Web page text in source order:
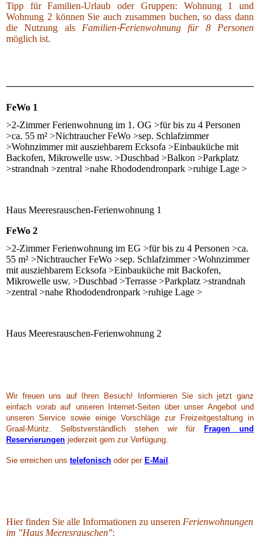
Tipp für Familien-Urlaub oder Gruppen: Wohnung 1 und
Wohnung 2 können Sie auch zusammen buchen, so dass dann
die Nutzung als Familien-Ferienwohnung für 8 Personen
möglich ist.
FeWo 1
>2-Zimmer Ferienwohnung im 1. OG >für bis zu 4 Personen
>ca. 55 m² >Nichtraucher FeWo >sep. Schlafzimmer
>Wohnzimmer mit ausziehbarem Ecksofa >Einbauküche mit
Backofen, Mikrowelle usw. >Duschbad >Balkon >Parkplatz
>strandnah >zentral >nahe Rhododendronpark >ruhige Lage >
Haus Meeresrauschen-Ferienwohnung 1
FeWo 2
>2-Zimmer Ferienwohnung im EG >für bis zu 4 Personen >ca.
55 m² >Nichtraucher FeWo >sep. Schlafzimmer >Wohnzimmer
mit ausziehbarem Ecksofa >Einbauküche mit Backofen,
Mikrowelle usw. >Duschbad >Terrasse >Parkplatz >strandnah
>zentral >nahe Rhododendronpark >ruhige Lage >
Haus Meeresrauschen-Ferienwohnung 2
Wir freuen uns auf Ihren Besuch! Informieren Sie sich jetzt ganz
einfach vorab auf unseren Internet-Seiten über unser Angebot und
unseren Service sowie einige Vorschläge zur Freizeitgestaltung in
Graal-Müritz. Selbstverständlich stehen wir für
Fragen und
Reservierungen jederzeit gern zur Verfügung.
Sie erreichen uns telefonisch oder per E-Mail
Hier finden Sie alle Informationen zu unseren Ferienwohnungen
im "Haus Meeresrauschen":